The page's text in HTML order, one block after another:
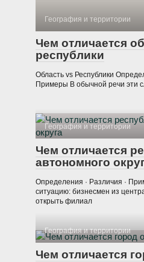
География и территории
Чем отличается
республики
Область vs Республики
Примеры В обычной речи эти
География и территории
Чем отличается
автономного
Определения · Различия ·
ситуацию: бизнесмен из
открыть филиал
География и территории
Чем отличается